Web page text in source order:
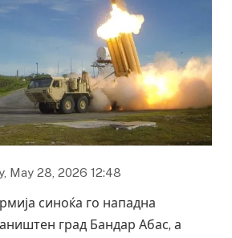
May 28, 2026 12:48
синоќа го нападна
град Бандар Абас, а